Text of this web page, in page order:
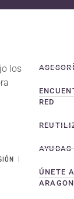
los
RED
ÚNETE